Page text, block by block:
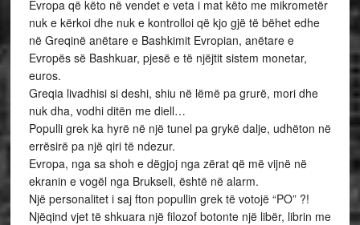
Evropa që këto në vendet e veta i mat këto me mikrometër
nuk e kërkoi dhe nuk e kontrolloi që kjo gjë të bëhet edhe
në Greqinë anëtare e Bashkimit Evropian, anëtare e
Evropës së Bashkuar, pjesë e të njëjtit sistem monetar,
euros.
Greqia livadhisi si deshi, shiu në lëmë pa grurë, mori dhe
nuk dha, vodhi ditën me diell…
Populli grek ka hyrë në një tunel pa grykë dalje, udhëton në
errësirë pa një qiri të ndezur.
Evropa, nga sa shoh e dëgjoj nga zërat që më vijnë në
ekranin e vogël nga Brukseli, është në alarm.
Një personalitet i saj fton popullin grek të votojë “PO” ?!
Njëqind vjet të shkuara një filozof botonte një libër, librin me